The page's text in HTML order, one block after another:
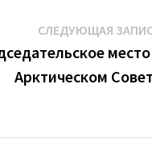
СЛЕДУЮЩАЯ
Арктическом